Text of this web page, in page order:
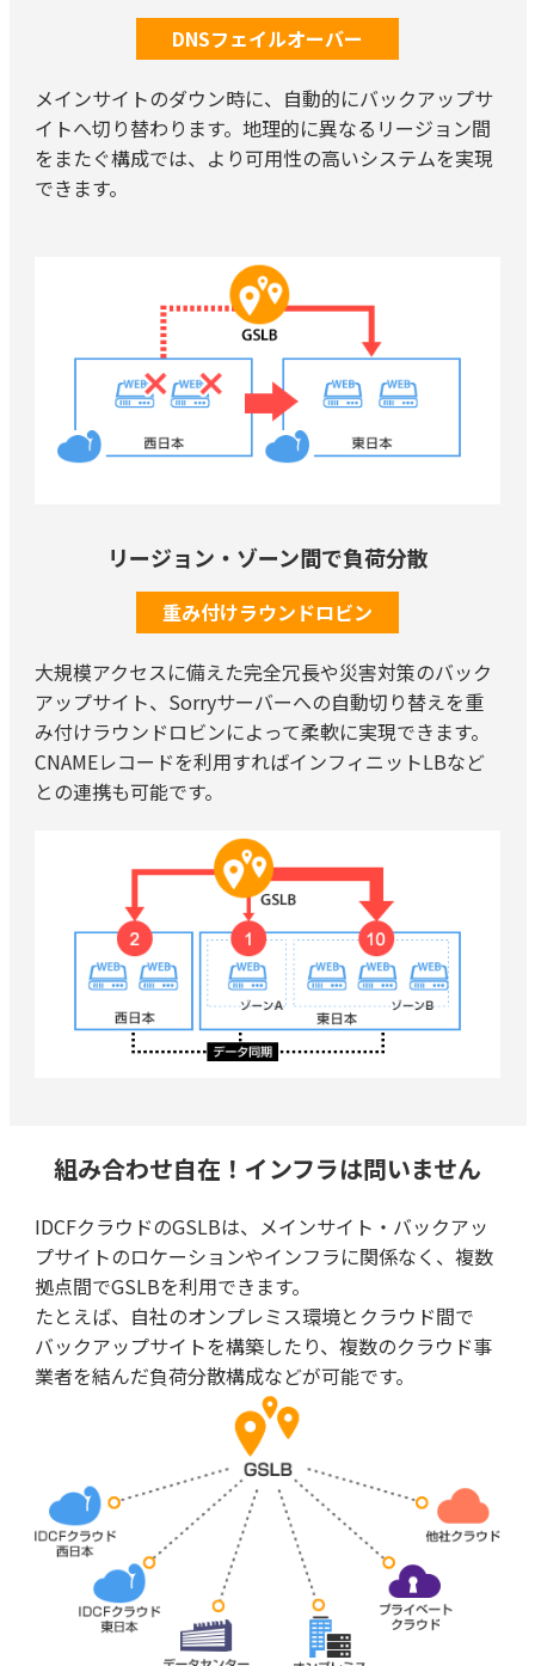
DNSフェイルオーバー
メインサイトのダウン時に、自動的にバックアップサ
イトへ切り替わります。地理的に異なるリージョン間
をまたぐ構成では、より可用性の高いシステムを実現
できます。
リージョン・ゾーン間で負荷分散
重み付けラウンドロビン
大規模アクセスに備えた完全冗長や災害対策のバック
アップサイト、Sorryサーバーへの自動切り替えを重
み付けラウンドロビンによって柔軟に実現できます。
CNAMEレコードを利用すればインフィニットLBなど
との連携も可能です。
組み合わせ自在！インフラは問いません
IDCFクラウドのGSLBは、メインサイト・バックアッ
プサイトのロケーションやインフラに関係なく、複数
拠点間でGSLBを利用できます。
たとえば、自社のオンプレミス環境とクラウド間で
バックアップサイトを構築したり、複数のクラウド事
業者を結んだ負荷分散構成などが可能です。